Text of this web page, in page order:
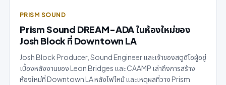
PRISM SOUND
Prism Sound DREAM-ADA ในห้องใหม่ของ
Josh Block ที่ Downtown LA
Josh Block Producer, Sound Engineer และเจ้าของสตูดิโอผู้อยู่
เบื้องหลังงานของ Leon Bridges และ CAAMP เล่าถึงการสร้าง
ห้องใหม่ที่ Downtown LA หลังไฟไหม้ และเหตุผลที่วาง Prism